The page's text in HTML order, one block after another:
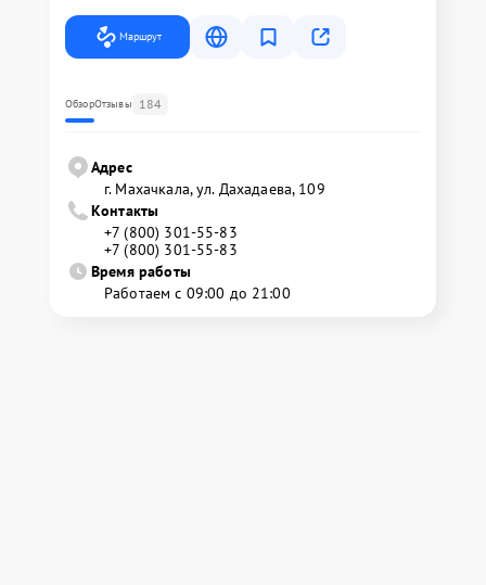
Маршрут
ОбзорОтзывы 184
Адрес
г. Махачкала, ул. Дахадаева, 109
Контакты
+7 (800) 301-55-83
+7 (800) 301-55-83
Время работы
Работаем с 09:00 до 21:00